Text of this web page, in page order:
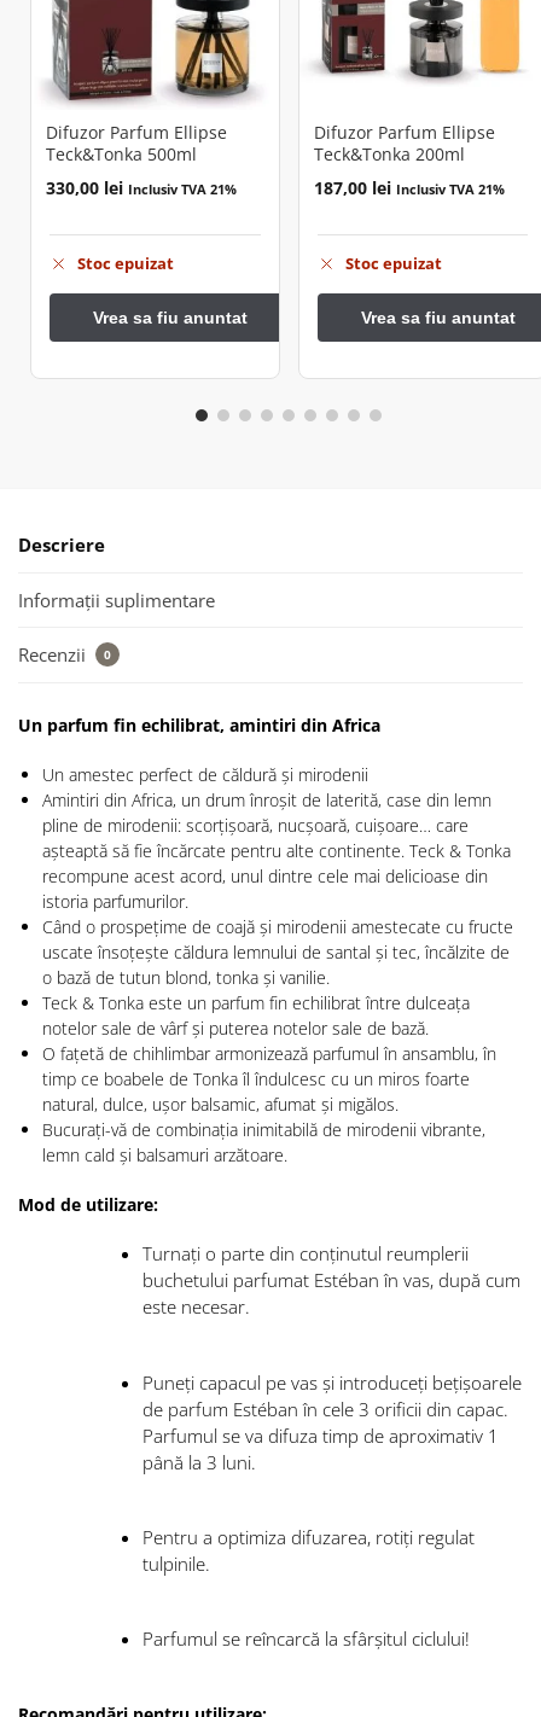
Difuzor Parfum Ellipse
Teck&Tonka 500ml
330,00 lei Inclusiv TVA 21%
Stoc epuizat
Difuzor Parfum Ellipse
Teck&Tonka 200ml
187,00 lei Inclusiv TVA 21%
Stoc epuizat
Descriere
Informații suplimentare
Recenzii 0
Un parfum fin echilibrat, amintiri din Africa
Un amestec perfect de căldură și mirodenii
Amintiri din Africa, un drum înroșit de laterită, case din lemn
pline de mirodenii: scorțișoară, nucșoară, cuișoare… care
așteaptă să fie încărcate pentru alte continente. Teck & Tonka
recompune acest acord, unul dintre cele mai delicioase din
istoria parfumurilor.
Când o prospețime de coajă și mirodenii amestecate cu fructe
uscate însoțește căldura lemnului de santal și tec, încălzite de
o bază de tutun blond, tonka și vanilie.
Teck & Tonka este un parfum fin echilibrat între dulceața
notelor sale de vârf și puterea notelor sale de bază.
O fațetă de chihlimbar armonizează parfumul în ansamblu, în
timp ce boabele de Tonka îl îndulcesc cu un miros foarte
natural, dulce, ușor balsamic, afumat și migălos.
Bucurați-vă de combinația inimitabilă de mirodenii vibrante,
lemn cald și balsamuri arzătoare.
Mod de utilizare:
Turnați o parte din conținutul reumplerii
buchetului parfumat Estéban în vas, după cum
este necesar.
Puneți capacul pe vas și introduceți bețișoarele
de parfum Estéban în cele 3 orificii din capac.
Parfumul se va difuza timp de aproximativ 1
până la 3 luni.
Pentru a optimiza difuzarea, rotiți regulat
tulpinile.
Parfumul se reîncarcă la sfârșitul ciclului!